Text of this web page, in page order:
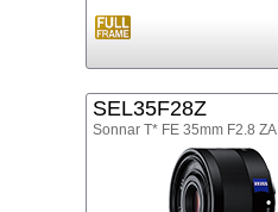
SEL35F28Z
Sonnar T* FE 35mm F2.8 ZA